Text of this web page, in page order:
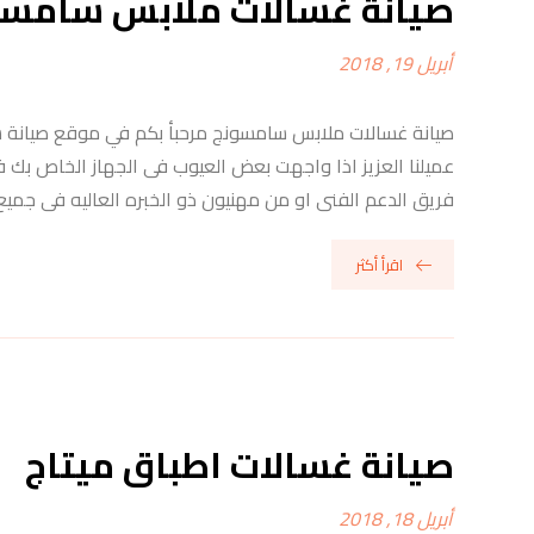
أبريل 19, 2018
صيانة غسالات ملابس سامسونج مرحبأ بكم في موقع
عميلنا العزيز اذا واجهت بعض العيوب فى الجهاز الخاص
فريق الدعم الفنى او من مهنيون ذو الخبره العاليه فى
اقرأ أكثر
صيانة غسالات اطباق ميتاج
أبريل 18, 2018